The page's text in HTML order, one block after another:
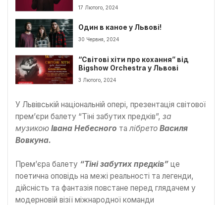
17 Лютого, 2024
Один в каное у Львові!
30 Червня, 2024
“Світові хіти про кохання” від
Bigshow Orchestra у Львові
3 Лютого, 2024
У Львівській національній опері, презентація світової
прем’єри балету “Тіні забутих предків”, за
музикою Івана Небесного талібрето Василя
Вовкуна.
Прем’єра балету “Тіні забутих предків” це
поетична оповідь на межі реальності та легенди,
дійсність та фантазія повстане перед глядачем у
модерновій візії міжнародної команди